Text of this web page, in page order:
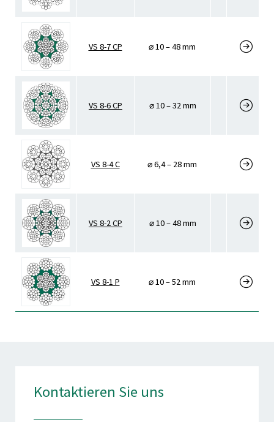
VS 8-7 CP ⌀ 10 – 48 mm
VS 8-6 CP ⌀ 10 – 32 mm
VS 8-4 C ⌀ 6,4 – 28 mm
VS 8-2 CP ⌀ 10 – 48 mm
VS 8-1 P ⌀ 10 – 52 mm
Kontaktieren Sie uns